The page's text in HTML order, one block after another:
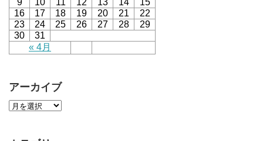
« 4月
9
10 11 12 13 14
15
16
17 18 19 20 21
22
23
24 25 26 27 28
29
30
31
アーカイブ